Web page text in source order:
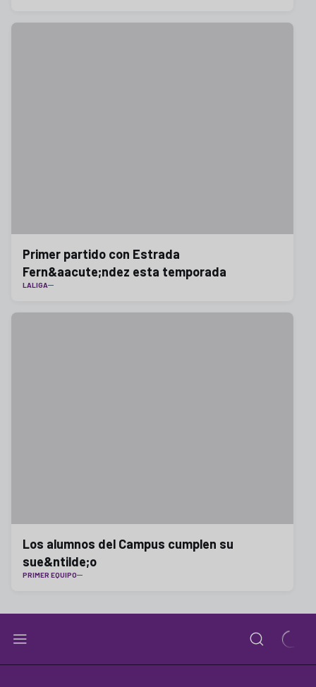
Primer partido con Estrada
Fern&aacute;ndez esta temporada
LALIGA
Los alumnos del Campus cumplen su
sue&ntilde;o
PRIMER EQUIPO